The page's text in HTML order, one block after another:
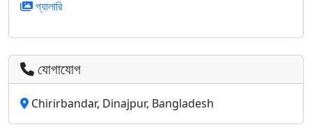
গ্যালারি
যোগাযোগ
Chirirbandar, Dinajpur, Bangladesh